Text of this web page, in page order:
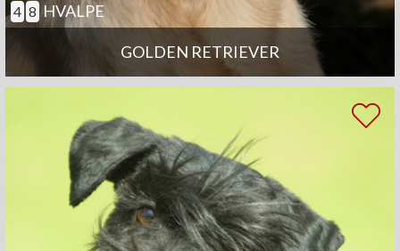
GOLDEN RETRIEVER
4 8 HVALPE